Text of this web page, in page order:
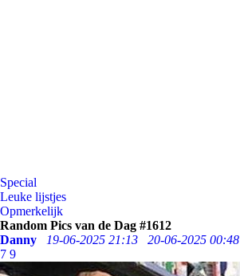
Special
Leuke lijstjes
Opmerkelijk
Random Pics van de Dag #1612
Danny
19-06-2025 21:13 20-06-2025 00:48
7 9